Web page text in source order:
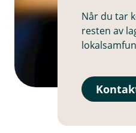
Når du tar
resten av